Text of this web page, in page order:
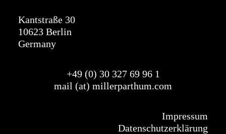
Kantstraße 30
10623 Berlin
Germany
+49 (0) 30 327 6996 1
mail (at) millerparthum.com
Impressum
Datenschutzerklärung